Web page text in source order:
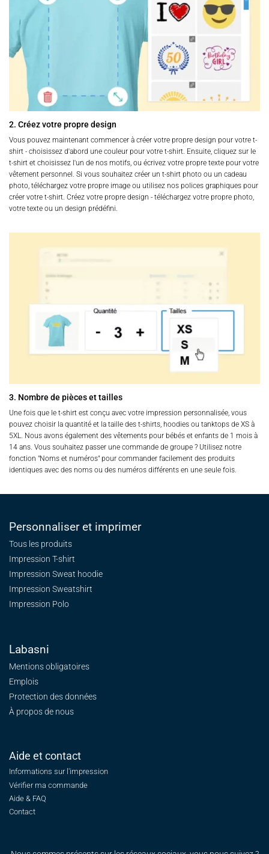
2. Créez votre propre design
Vous pouvez maintenant commencer à créer votre propre design pour votre t-
shirt - choisissez d'abord une couleur pour votre t-shirt. Ensuite, cliquez sur le
t-shirt et choisissez l'un de nos motifs, ou écrivez votre propre texte pour votre
vêtement personnel. Si vous souhaitez créer un t-shirt photo ou un cadeau
photo, téléchargez votre propre image ou utilisez nos polices graphiques pour
créer votre t-shirt. Créez votre propre design - téléchargez votre propre photo,
votre texte ou un design prédéfini.
3. Nombre de pièces et tailles
Une fois que le t-shirt est conçu avec votre impression personnalisée, vous
pouvez choisir la quantité et la taille des t-shirts, hoodies ou tanktops de XS à
5XL. Nous avons également des vêtements pour bébés et enfants de 1 mois à
14 ans. Vous souhaitez passer une commande de groupe ? Utilisez notre
fonction "Noms et numéros" pour commander facilement des produits
identiques avec des noms ou des numéros différents en une seule fois.
Personnaliser et imprimer
Tous les produits
Impression T-shirt
Impression Sweat hoodie
Impression Sweatshirt
Impression Polo
Labasni
Mentions obligatoires
Emplois
Protection des données
À propos de nous
Aide et contact
Informations sur l'impression
Vérifier ma commande
Aide & FAQ
Contact